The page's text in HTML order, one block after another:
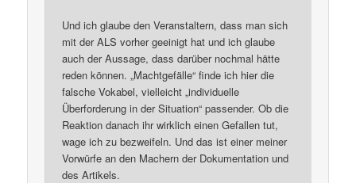
Und ich glaube den Veranstaltern, dass man sich
mit der ALS vorher geeinigt hat und ich glaube
auch der Aussage, dass darüber nochmal hätte
reden können. „Machtgefälle“ finde ich hier die
falsche Vokabel, vielleicht „individuelle
Überforderung in der Situation“ passender. Ob die
Reaktion danach ihr wirklich einen Gefallen tut,
wage ich zu bezweifeln. Und das ist einer meiner
Vorwürfe an den Machern der Dokumentation und
des Artikels.